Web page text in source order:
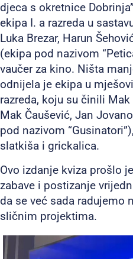
djeca s okretnice
ekipa I. a razreda u
Luka Brezar, Harun
(ekipa pod nazivom
vaučer za kino. Ništa
odnijela je ekipa u
razreda, koju su činili
Mak Čaušević, Jan
pod nazivom
slatkiša i grickalica.
Ovo izdanje kviza prošlo
zabave i postizanje
da se već sada radujemo
sličnim projektima.